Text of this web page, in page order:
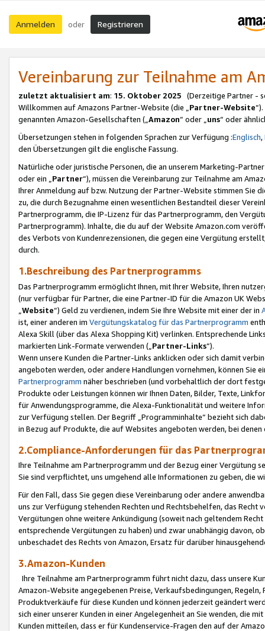
Anmelden oder Registrieren
Vereinbarung zur Teilnahme am
zuletzt aktualisiert am: 15. Oktober 2025 (Derzeitige Partner -
Willkommen auf Amazons Partner-Website (die „Partner-Website
genannten Amazon-Gesellschaften („Amazon“ oder „uns“ oder
Übersetzungen stehen in folgenden Sprachen zur Verfügung :Englisch,
den Übersetzungen gilt die englische Fassung.
Natürliche oder juristische Personen, die an unserem Marketing-
oder ein „Partner“), müssen die Vereinbarung zur Teilnahme am
Ihrer Anmeldung auf bzw. Nutzung der Partner-Website stimmen Sie
zu, die durch Bezugnahme einen wesentlichen Bestandteil dieser
Partnerprogramm, die IP-Lizenz für das Partnerprogramm, den
Partnerprogramm). Inhalte, die du auf der Website Amazon.com
des Verbots von Kundenrezensionen, die gegen eine Vergütung
durch.
1.Beschreibung des Partnerprogramms
Das Partnerprogramm ermöglicht Ihnen, mit Ihrer Website, Ihren
(nur verfügbar für Partner, die eine Partner-ID für die Amazon UK
Website“) Geld zu verdienen, indem Sie Ihre Website mit einer der in
ist, einer anderen im Vergütungskatalog für das Partnerprogramm
Alexa Skill (über das Alexa Shopping Kit) verlinken. Entsprechende
markierten Link-Formate verwenden („ Partner-Links“).
Wenn unsere Kunden die Partner-Links anklicken oder sich damit
angeboten werden, oder andere Handlungen vornehmen, können Sie
Partnerprogramm näher beschrieben (und vorbehaltlich der dort
Produkte oder Leistungen können wir Ihnen Daten, Bilder, Texte,
für Anwendungsprogramme, die Alexa-Funktionalität und weitere
zur Verfügung stellen. Der Begriff „Programminhalte“ bezieht sich
in Bezug auf Produkte, die auf Websites angeboten werden, bei
2.Compliance-Anforderungen für das
Ihre Teilnahme am Partnerprogramm und der Bezug einer Vergütung
Sie sind verpflichtet, uns umgehend alle Informationen zu geben, die
Für den Fall, dass Sie gegen diese Vereinbarung oder andere
uns zur Verfügung stehenden Rechten und Rechtsbehelfen, das
Vergütungen ohne weitere Ankündigung (soweit nach geltendem
entsprechende Vergütungen zu haben) und zwar unabhängig davon,
unbeschadet des Rechts von Amazon, Ersatz für darüber
3.Amazon-Kunden
Ihre Teilnahme am Partnerprogramm führt nicht dazu, dass unsere
Amazon-Website angegebenen Preise, Verkaufsbedingungen,
Produktverkäufe für diese Kunden und können jederzeit geändert
sich einer unserer Kunden in einer Angelegenheit an Sie wenden, die
Kunden mitteilen, dass er für Kundenservice-Fragen den auf der